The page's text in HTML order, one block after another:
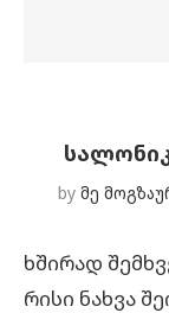
by მე
ხშირად
რისი ნახვა